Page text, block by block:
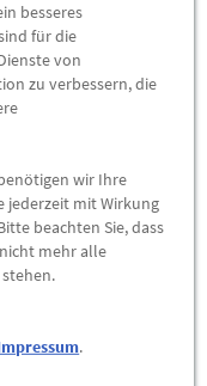
62,21 €
+
|Mercedesstr. 120 |
besseres
für die
von
zu verbessern, die
wir Ihre
jederzeit mit Wirkung
beachten Sie, dass
mehr alle
.